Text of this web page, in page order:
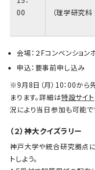
00
（理学研究
会場：２Fコンベンション
申込：要事前申し込み
※9月8日（月）10：00か
まります。詳細は特設サイト
況により当日参加も可能で
（２）神大クイズラリー
神戸大学や統合研究拠点
トしよう。